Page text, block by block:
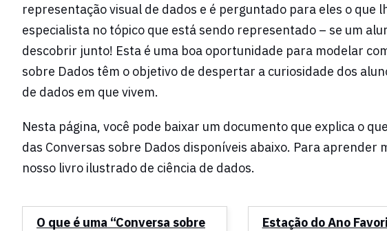
representação visual de dados e é perguntado para eles o que
especialista no tópico que está sendo representado – se um
descobrir junto! Esta é uma boa oportunidade para modelar
sobre Dados têm o objetivo de despertar a curiosidade dos
de dados em que vivem.
Nesta página, você pode baixar um documento que explica o
das Conversas sobre Dados disponíveis abaixo. Para
nosso livro ilustrado de ciência de dados.
O que é uma “Conversa sobre
Estação do Ano